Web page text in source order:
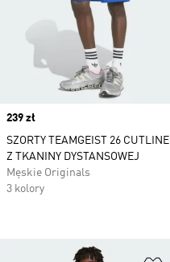
Price
239 zł
SZORTY TEAMGEIST 26 CUTLINE
Z TKANINY DYSTANSOWEJ
Męskie Originals
3 kolory